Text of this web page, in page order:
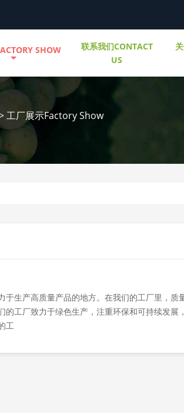
SHOW
联系我们CONTACT
US
工厂展示Factory Show
于生产高质量产品的地方。在我们的工厂里，质
的工厂致力于绿色生产，注重环保和可持续发展
工